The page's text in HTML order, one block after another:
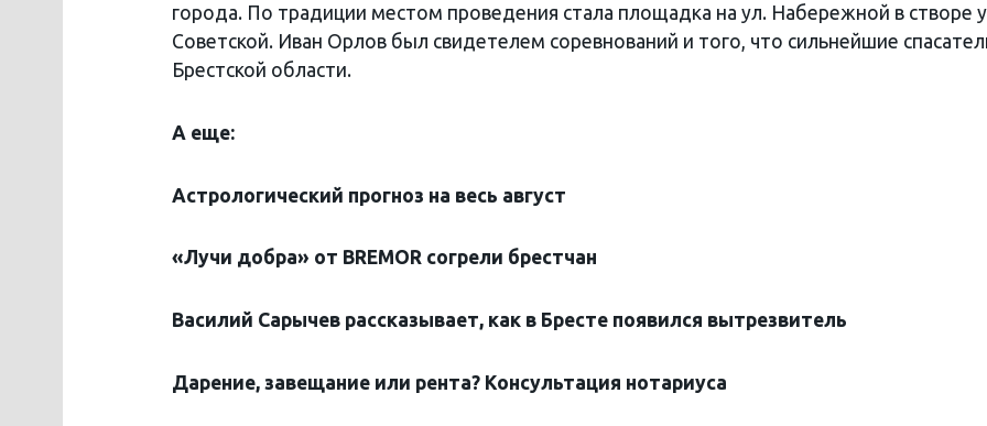
города. По традиции местом проведения стала площадка на ул. Набережной в створе
Советской. Иван Орлов был свидетелем соревнований и того, что сильнейшие
Брестской области.
А еще:
Астрологический прогноз на весь август
«Лучи добра» от BREMOR согрели брестчан
Василий Сарычев рассказывает, как в Бресте появился вытрезвитель
Дарение, завещание или рента? Консультация нотариуса